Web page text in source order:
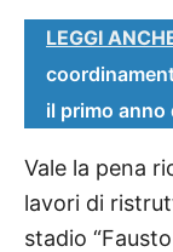
LEGGI
il primo
Vale la pena
lavori di
stadio